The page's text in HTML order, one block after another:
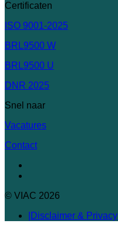
Certificaten
ISO 9001-2025
BRL9500 W
BRL9500 U
DNR 2025
Snel naar
Vacatures
Contact
© VIAC 2026
Disclaimer & Privacy